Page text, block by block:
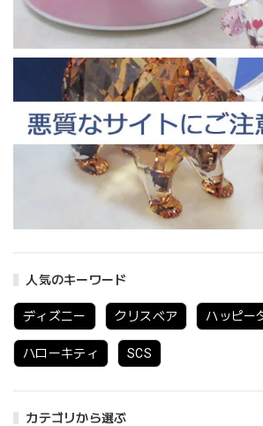
人気のキーワード
ディズニー クリスベア ハッピー
ハローキティ SCS
カテゴリから選ぶ